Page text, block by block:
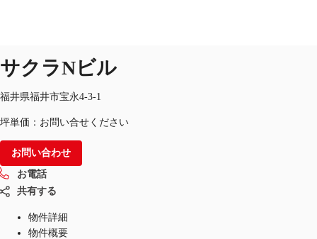
オフィス・事務所
倉庫・物流センター
地図検索
記事
仲介会社様はこちらへ
JP
サクラNビル
福井県福井市宝永4-3-1
坪単価：お問い合せください
お問い合わせ
お電話
共有する
物件詳細
物件概要